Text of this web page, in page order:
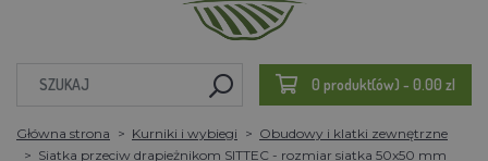
0 produkt(ów) - 0.00 zl
Główna strona Kurniki i wybiegi
Obudowy i klatki zewnętrzne
Siatka przeciw drapieżnikom SITTEC - rozmiar siatka 50x50 mm